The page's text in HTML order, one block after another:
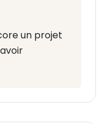
un projet